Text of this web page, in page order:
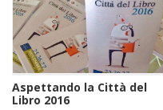
Aspettando la Città del
Libro 2016